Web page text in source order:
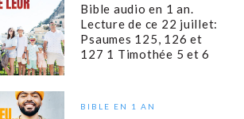
Bible audio en 1 an.
Lecture de ce 22 juillet:
Psaumes 125, 126 et
127 1 Timothée 5 et 6
BIBLE EN 1 AN